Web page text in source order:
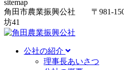
sitemap
角田市農業振興公社 〒981-
坊41
公社の紹介
理事長あいさつ